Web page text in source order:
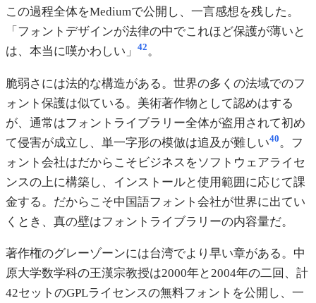
この過程全体をMediumで公開し、一言感想を残した。
「フォントデザインが法律の中でこれほど保護が薄いと
は、本当に嘆かわしい」
42。
脆弱さには法的な構造がある。世界の多くの法域でのフ
ォント保護は似ている。美術著作物として認めはする
が、通常はフォントライブラリー全体が盗用されて初め
て侵害が成立し、単一字形の模倣は追及が難しい40 。フ
ォント会社はだからこそビジネスをソフトウェアライセ
ンスの上に構築し、インストールと使用範囲に応じて課
金する。だからこそ中国語フォント会社が世界に出てい
くとき、真の壁はフォントライブラリーの内容量だ。
著作権のグレーゾーンには台湾でより早い章がある。中
原大学数学科の王漢宗教授は2000年と2004年の二回、計
42セットのGPLライセンスの無料フォントを公開し、一